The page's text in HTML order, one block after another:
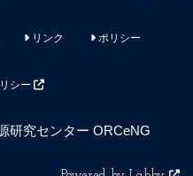
リンク ポリシー
シー
研究センター ORCeNG